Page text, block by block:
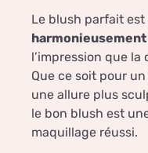
Le blush parfait
l’impression que la
Que ce soit pour
une allure plus
le bon blush est
maquillage réussi.